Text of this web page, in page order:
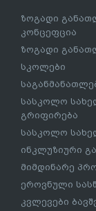
ზოგადი
კონცეფცია
ზოგადი
სკოლები
სასკოლო
გრიფირება
სასკოლო
ინკლუზიური
მიმდინარე
ეროვნული
კვლევები